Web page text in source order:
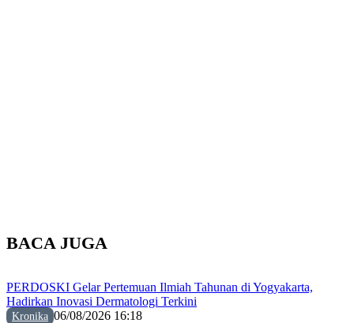
BACA JUGA
PERDOSKI Gelar Pertemuan Ilmiah Tahunan di Yogyakarta,
Hadirkan Inovasi Dermatologi Terkini
Kronika 06/08/2026 16:18